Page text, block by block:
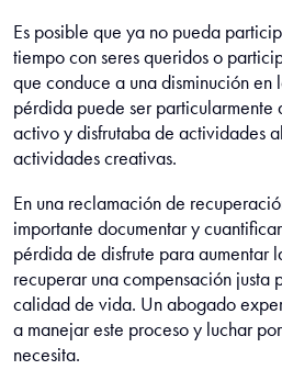
Es posible que ya no pueda
tiempo con seres queridos o
que conduce a una disminución
pérdida puede ser particularmente
activo y disfrutaba de actividades
actividades creativas.
En una reclamación de
importante documentar y
pérdida de disfrute para aumentar
recuperar una compensación justa
calidad de vida. Un abogado
a manejar este proceso y luchar
necesita.